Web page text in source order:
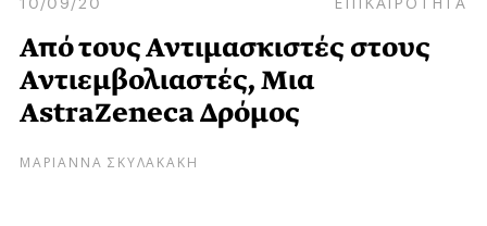
Από τους Αντιμασκιστές στους
Αντιεμβολιαστές, Μια
AstraZeneca Δρόμος
ΜΑΡΙΑΝΝΑ ΣΚΥΛΑΚΑΚΗ